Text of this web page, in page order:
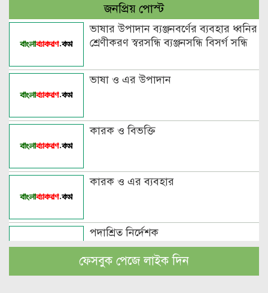
জনপ্রিয় পোস্ট
ভাষার উপাদান ব্যঞ্জনবর্ণের ব্যবহার ধ্বনির
শ্রেণীকরণ স্বরসন্ধি ব্যঞ্জনসন্ধি বিসর্গ সন্ধি
ভাষা ও এর উপাদান
কারক ও বিভক্তি
কারক ও এর ব্যবহার
পদাশ্রিত নির্দেশক
ফেসবুক পেজে লাইক দিন